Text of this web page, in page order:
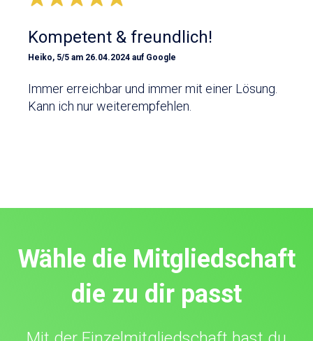
Kompetent & freundlich!
Heiko, 5/5 am 26.04.2024 auf Google
Immer erreichbar und immer mit einer Lösung.
Kann ich nur weiterempfehlen.
Wähle die Mitgliedschaft
die zu dir passt